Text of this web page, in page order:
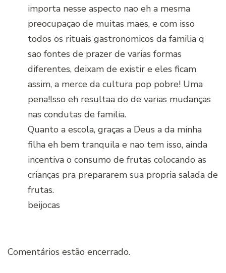
importa nesse aspecto nao eh a mesma
preocupaçao de muitas maes, e com isso
todos os rituais gastronomicos da familia q
sao fontes de prazer de varias formas
diferentes, deixam de existir e eles ficam
assim, a merce da cultura pop pobre! Uma
pena!Isso eh resultaa do de varias mudanças
nas condutas de familia.
Quanto a escola, graças a Deus a da minha
filha eh bem tranquila e nao tem isso, ainda
incentiva o consumo de frutas colocando as
crianças pra prepararem sua propria salada de
frutas.
beijocas
Comentários estão encerrado.